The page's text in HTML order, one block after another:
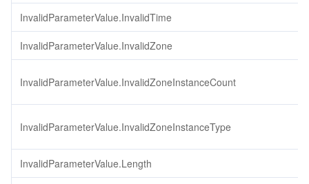
InvalidParameterValue.InvalidTime
InvalidParameterValue.InvalidZone
InvalidParameterValue.InvalidZoneInstanceCount
InvalidParameterValue.InvalidZoneInstanceType
InvalidParameterValue.Length